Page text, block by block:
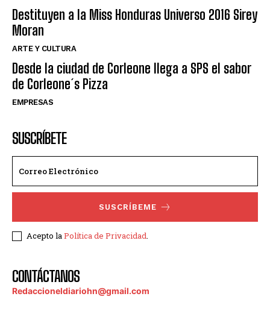
Destituyen a la Miss Honduras Universo 2016 Sirey
Moran
ARTE Y CULTURA
Desde la ciudad de Corleone llega a SPS el sabor
de Corleone´s Pizza
EMPRESAS
SUSCRÍBETE
SUSCRÍBEME
Acepto laPolítica de Privacidad.
CONTÁCTANOS
Redaccioneldiariohn@gmail.com